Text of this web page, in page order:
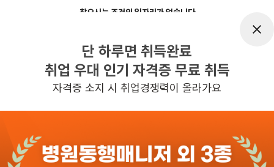
찾으시는 조건의 일자리가 없습니다
반경 3KM 이내의 일자리 확인하기
단 하루면 취득완료
취업 우대 인기 자격증 무료 취득
자격증 소지 시 취업경쟁력이 올라가요